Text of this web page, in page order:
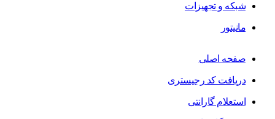
شبکه و تجهیزات
مانیتور
صفحه اصلی
دریافت کد رجیستری
استعلام گارانتی